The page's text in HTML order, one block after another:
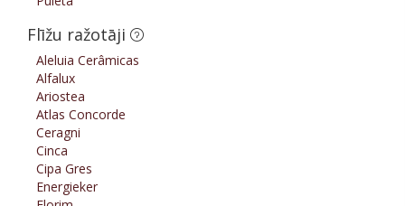
Flīžu ražotāji
Aleluia Cerâmicas
Alfalux
Ariostea
Atlas Concorde
Ceragni
Cinca
Cipa Gres
Energieker